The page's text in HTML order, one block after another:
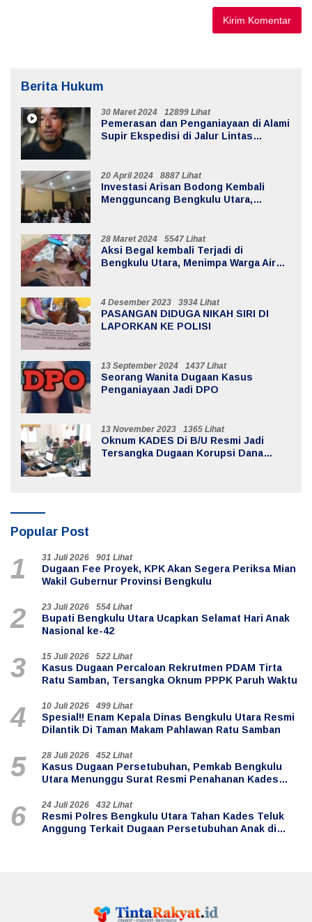
Berita Hukum
30 Maret 2024 12899 Lihat
Pemerasan dan Penganiayaan di Alami
Supir Ekspedisi di Jalur Lintas
20 April 2024 8887 Lihat
Investasi Arisan Bodong Kembali
Mengguncang Bengkulu Utara,
28 Maret 2024 5547 Lihat
Aksi Begal kembali Terjadi di
Bengkulu Utara, Menimpa Warga Air
4 Desember 2023 3934 Lihat
PASANGAN DIDUGA NIKAH SIRI DI
LAPORKAN KE POLISI
13 September 2024 1437 Lihat
Seorang Wanita Dugaan Kasus
Penganiayaan Jadi DPO
13 November 2023 1365 Lihat
Oknum KADES Di B/U Resmi Jadi
Tersangka Dugaan Korupsi Dana
Popular Post
1 31 Juli 2026 901 Lihat
Dugaan Fee Proyek, KPK Akan Segera Periksa Mian
Wakil Gubernur Provinsi Bengkulu
2 23 Juli 2026 554 Lihat
Bupati Bengkulu Utara Ucapkan Selamat Hari Anak
Nasional ke-42
3 15 Juli 2026 522 Lihat
Kasus Dugaan Percaloan Rekrutmen PDAM Tirta
Ratu Samban, Tersangka Oknum PPPK Paruh Waktu
4 10 Juli 2026 499 Lihat
Spesial!! Enam Kepala Dinas Bengkulu Utara Resmi
5 28 Juli 2026 452 Lihat
Kasus Dugaan Persetubuhan, Pemkab Bengkulu
Utara Menunggu Surat Resmi Penahanan Kades
6 24 Juli 2026 432 Lihat
Resmi Polres Bengkulu Utara Tahan Kades Teluk
Anggung Terkait Dugaan Persetubuhan Anak di